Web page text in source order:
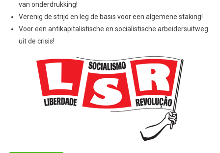
van onderdrukking!
Verenig de strijd en leg de basis voor een algemene staking!
Voor een antikapitalistische en socialistische arbeidersuitweg
uit de crisis!